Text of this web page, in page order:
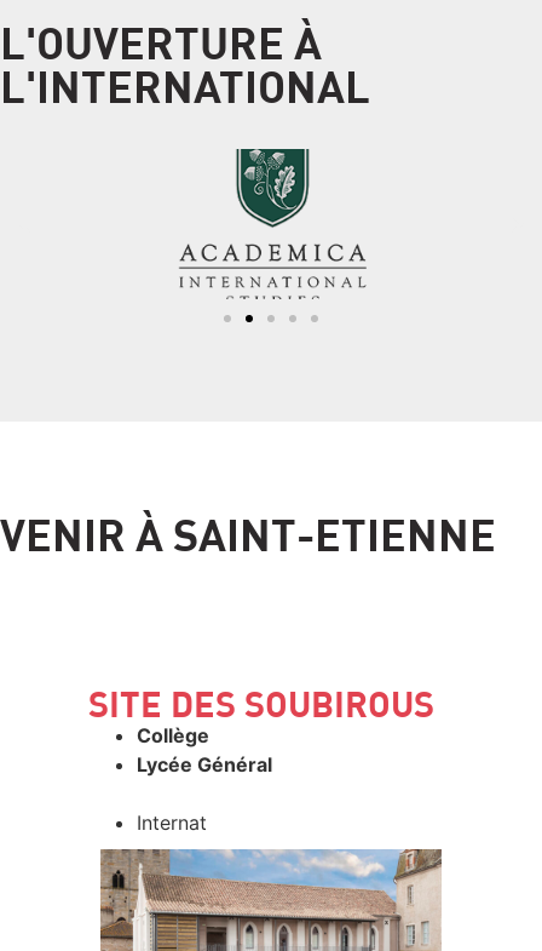
L'OUVERTURE À
L'INTERNATIONAL
VENIR À SAINT-ETIENNE
SITE DES SOUBIROUS
Collège
Lycée Général
Internat